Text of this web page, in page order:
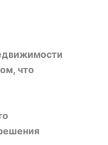
что